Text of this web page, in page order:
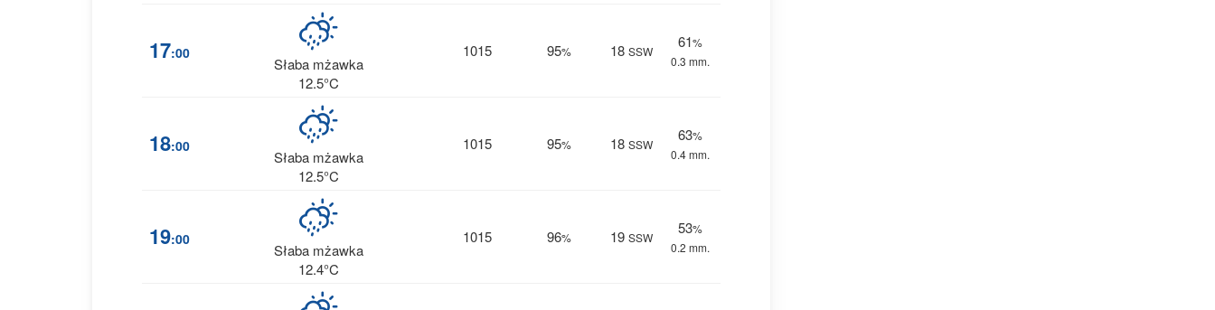
17:00
Słaba mżawka
12.5°C
1015 95% 18 SSW
61%
0.3 mm.
18:00
Słaba mżawka
12.5°C
1015 95% 18 SSW
63%
0.4 mm.
19:00
Słaba mżawka
12.4°C
1015 96% 19 SSW
53%
0.2 mm.